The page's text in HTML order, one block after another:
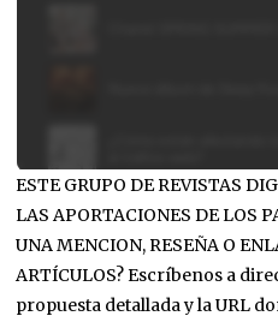
ESTE GRUPO DE REVISTAS
LAS APORTACIONES DE LOS
UNA MENCION, RESEÑA O
ARTÍCULOS? Escríbenos a
propuesta detallada y la URL